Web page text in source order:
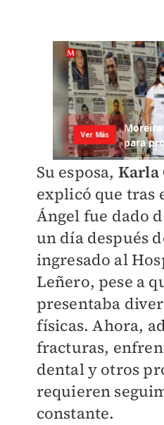
Su esposa, Karla
explicó que tras
Ángel fue dado
un día después
ingresado al
Leñero, pese a
presentaba
físicas. Ahora,
fracturas,
dental y otros
requieren
constante.